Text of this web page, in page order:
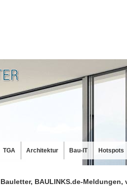
Bauletter, BAULINKS.de-Meldungen,
TGA Architektur Bau-IT Hotspots